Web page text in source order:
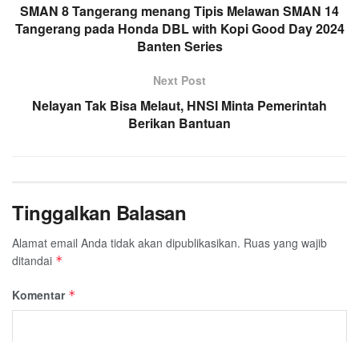
SMAN 8 Tangerang menang Tipis Melawan SMAN 14
Tangerang pada Honda DBL with Kopi Good Day 2024
Banten Series
Next Post
Nelayan Tak Bisa Melaut, HNSI Minta Pemerintah
Berikan Bantuan
Tinggalkan Balasan
Alamat email Anda tidak akan dipublikasikan. Ruas yang wajib
ditandai *
Komentar *